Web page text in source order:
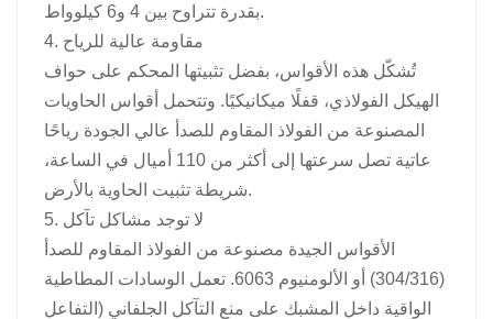
بقدرة تتراوح بين 4 و6 كيلوواط.
4. مقاومة عالية للرياح
تُشكّل هذه الأقواس، بفضل تثبيتها المحكم على حواف
الهيكل الفولاذي، قفلًا ميكانيكيًا. وتتحمل أقواس الحاويات
المصنوعة من الفولاذ المقاوم للصدأ عالي الجودة رياحًا
عاتية تصل سرعتها إلى أكثر من 110 أميال في الساعة،
شريطة تثبيت الحاوية بالأرض.
5. لا توجد مشاكل تآكل
الأقواس الجيدة مصنوعة من الفولاذ المقاوم للصدأ
(304/316) أو الألومنيوم 6063. تعمل الوسادات المطاطية
الواقية داخل المشبك على منع التآكل الجلفاني (التفاعل